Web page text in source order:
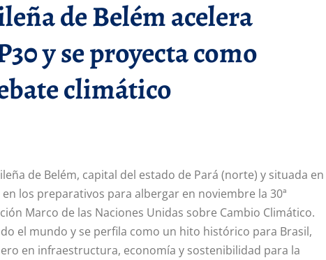
de Belém acelera
y se proyecta como
climático
de Belém, capital del estado de Pará (norte) y situada en
los preparativos para albergar en noviembre la 30ª
Marco de las Naciones Unidas sobre Cambio Climático.
el mundo y se perfila como un hito histórico para Brasil,
en infraestructura, economía y sostenibilidad para la